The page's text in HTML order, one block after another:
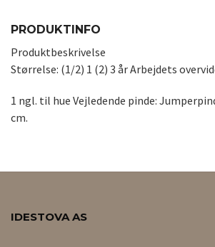
PRODUKTINFO
Produktbeskrivelse
Størrelse: (1/2) 1 (2) 3 år Arbejdets
1 ngl. til hue Vejledende pinde:
cm.
IDESTOVA AS